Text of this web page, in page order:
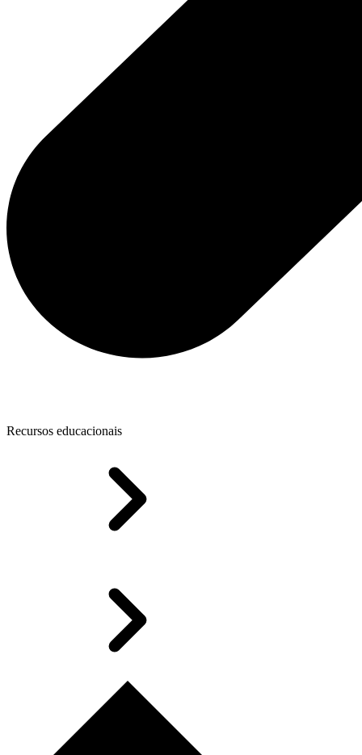
Recursos educacionais